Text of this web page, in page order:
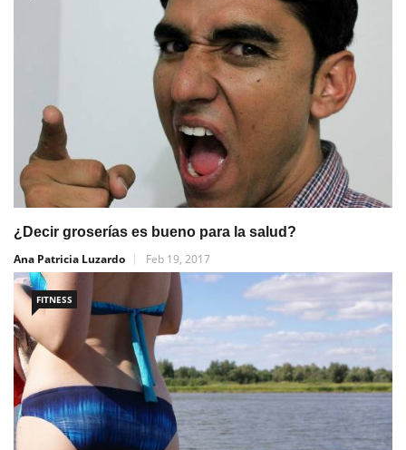
¿Decir groserías es bueno para la salud?
Ana Patricia Luzardo
Feb 19, 2017
FITNESS